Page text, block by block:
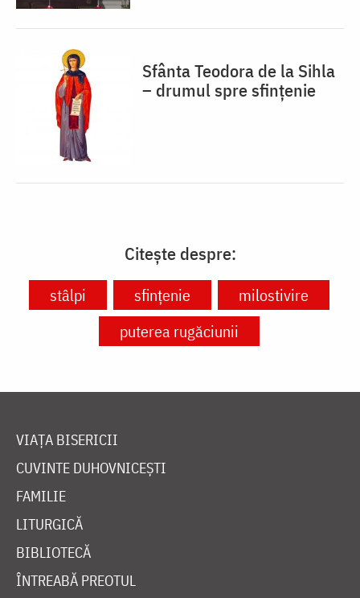
Sfânta Teodora de la Sihla
– drumul spre sfințenie
Citește despre:
stâlpi sfințenie
milostivire
puterea rugăciunii
VIAȚA BISERICII
CUVINTE DUHOVNICEȘTI
FAMILIE
LITURGICĂ
BIBLIOTECĂ
ÎNTREABĂ PREOTUL